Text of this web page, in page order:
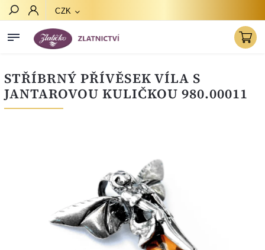
CZK
STŘÍBRNÝ PŘÍVĚSEK VÍLA S
JANTAROVOU KULIČKOU 980.00011